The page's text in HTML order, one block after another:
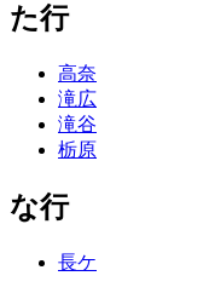
た行
高奈
滝広
滝谷
栃原
な行
長ケ